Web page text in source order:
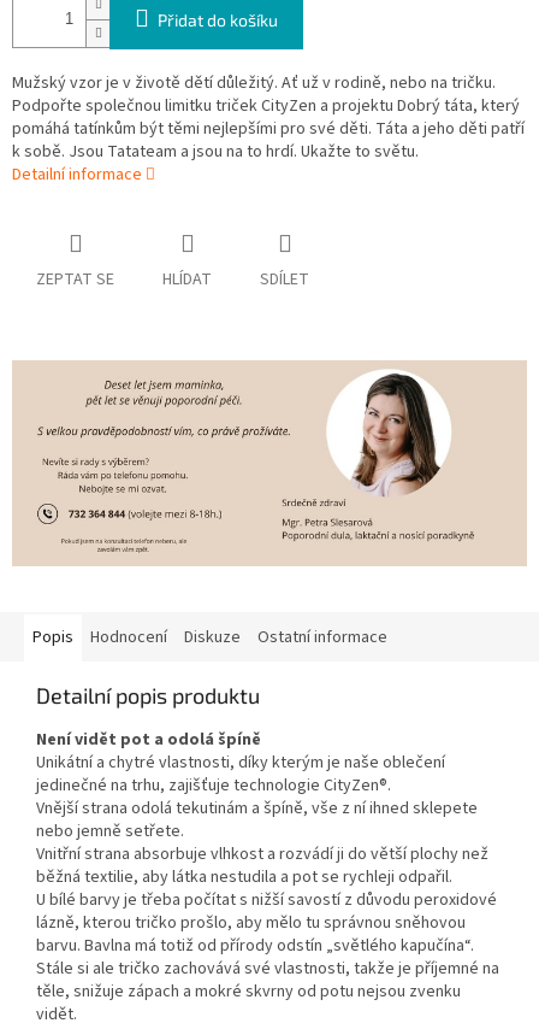
Přidat do košíku
Mužský vzor je v životě dětí důležitý. Ať už v rodině, nebo na tričku.
Podpořte společnou limitku triček CityZen a projektu Dobrý táta, který
pomáhá tatínkům být těmi nejlepšími pro své děti. Táta a jeho děti patří
k sobě. Jsou Tatateam a jsou na to hrdí. Ukažte to světu.
Detailní informace
ZEPTAT SE HLÍDAT SDÍLET
Popis Hodnocení Diskuze Ostatní informace
Detailní popis produktu
Není vidět pot a odolá špíně
Unikátní a chytré vlastnosti, díky kterým je naše oblečení
jedinečné na trhu, zajišťuje technologie CityZen®.
Vnější strana odolá tekutinám a špíně, vše z ní ihned sklepete
nebo jemně setřete.
Vnitřní strana absorbuje vlhkost a rozvádí ji do větší plochy než
běžná textilie, aby látka nestudila a pot se rychleji odpařil.
U bílé barvy je třeba počítat s nižší savostí z důvodu peroxidové
lázně, kterou tričko prošlo, aby mělo tu správnou sněhovou
barvu. Bavlna má totiž od přírody odstín „světlého kapučína“.
Stále si ale tričko zachovává své vlastnosti, takže je příjemné na
těle, snižuje zápach a mokré skvrny od potu nejsou zvenku
vidět.